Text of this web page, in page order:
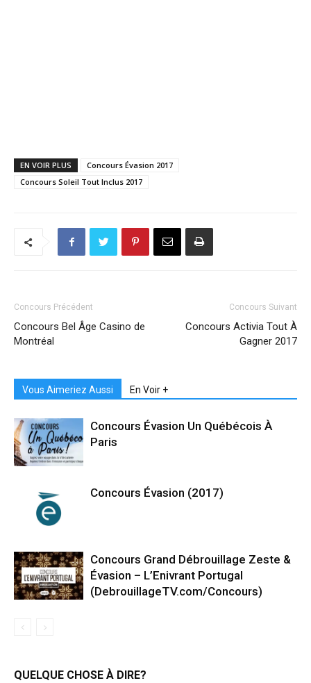
EN VOIR PLUS
Concours Évasion 2017
Concours Soleil Tout Inclus 2017
Concours Précédent
Concours Bel Âge Casino de
Montréal
Concours Suivant
Concours Activia Tout À
Gagner 2017
Vous Aimeriez Aussi En Voir +
Concours Évasion Un Québécois À
Paris
Concours Évasion (2017)
Concours Grand Débrouillage Zeste &
Évasion – L’Enivrant Portugal
(DebrouillageTV.com/Concours)
QUELQUE CHOSE À DIRE?